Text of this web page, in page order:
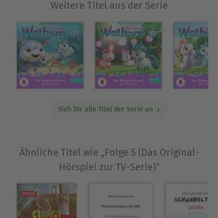
Weitere Titel aus der Serie
Sieh Dir alle Titel der Serie an
Ähnliche Titel wie „Folge 5 (Das Original-
Hörspiel zur TV-Serie)“